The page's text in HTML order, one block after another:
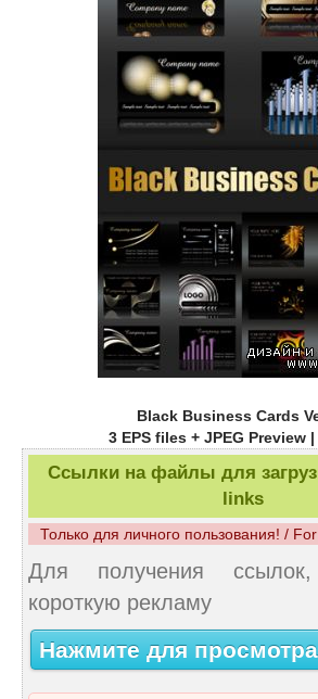
Black Business Cards
3 EPS files + JPEG Preview
Ссылки на файлы для
links
Только для личного пользования! /
Для получения ссылок,
короткую рекламу
Нажмите для просмотра